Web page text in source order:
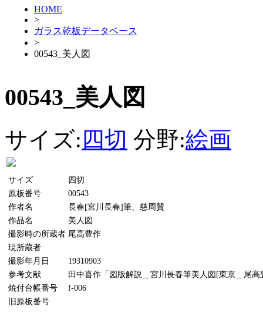
HOME
>
ガラス乾板データベース
>
00543_美人図
00543_美人図
サイズ: 四切 分野:絵画
サイズ
四切
原板番号
00543
作者名
長春[宮川長春]筆、慈周賛
作品名
美人図
撮影時の所蔵者 尾高豊作
現所蔵者
撮影年月日
19310903
参考文献
田中喜作「図版解説＿宮川長春筆美人図[東京＿尾
焼付台帳番号
f-006
旧原板番号